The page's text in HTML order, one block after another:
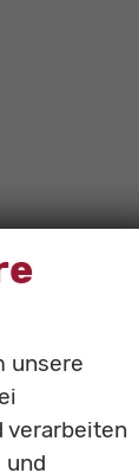
unsere
verarbeiten
und